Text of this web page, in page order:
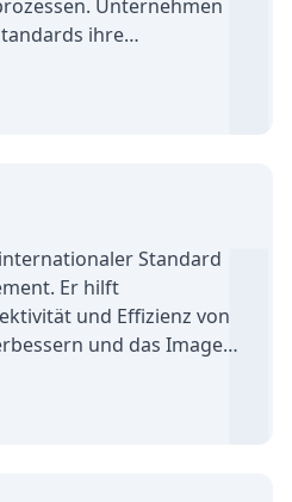
Unternehmen
ihre
und die Einhaltung
I
Standard
Er hilft
und Effizienz von
und das Image